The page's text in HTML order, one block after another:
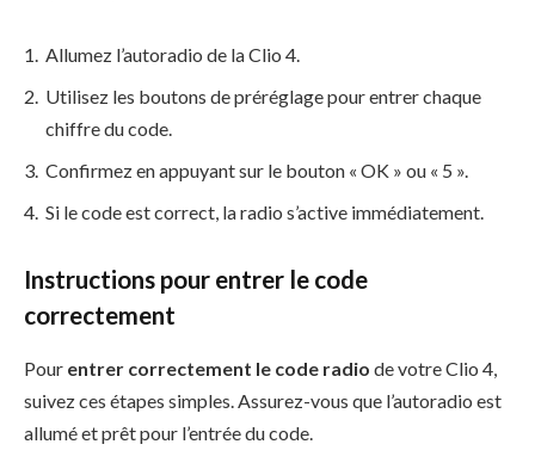
Allumez l’autoradio de la Clio 4.
Utilisez les boutons de préréglage pour entrer chaque
chiffre du code.
Confirmez en appuyant sur le bouton « OK » ou « 5 ».
Si le code est correct, la radio s’active immédiatement.
Instructions pour entrer le code
correctement
Pour entrer correctement le code radio de votre Clio 4,
suivez ces étapes simples. Assurez-vous que l’autoradio est
allumé et prêt pour l’entrée du code.